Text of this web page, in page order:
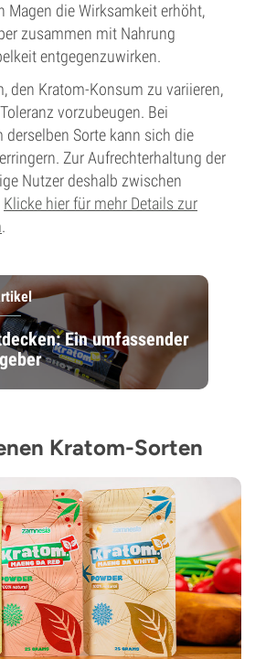
Magen die Wirksamkeit erhöht,
zusammen mit Nahrung
entgegenzuwirken.
den Kratom-Konsum zu variieren,
vorzubeugen. Bei
Sorte kann sich die
Zur Aufrechterhaltung der
Nutzer deshalb zwischen
Klicke hier für mehr Details zur
.
Ein umfassender
Kratom-Sorten